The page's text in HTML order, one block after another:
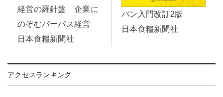
経営の羅針盤 企業に
のぞむパーパス経営
日本食糧新聞社
パン入門改訂2版
日本食糧新聞社
アクセスランキング